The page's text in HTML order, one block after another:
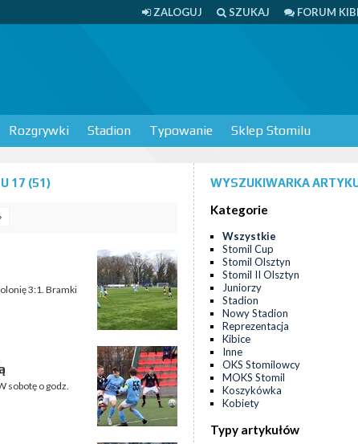
ZALOGUJ SZUKAJ FORUM
Rozgrywki Stadion Typowanie Sklep Stomilu
17 (51)
3:1. Bramki
sobotę o godz.
WYSZUKIWARKA
Kategorie
Wszystkie
Stomil Cup
Stomil Olsztyn
Stomil II Olsztyn
Juniorzy
Stadion
Nowy Stadion
Reprezentacja
Kibice
Inne
OKS Stomilowcy
MOKS Stomil
Koszykówka
Kobiety
Typy artykułów